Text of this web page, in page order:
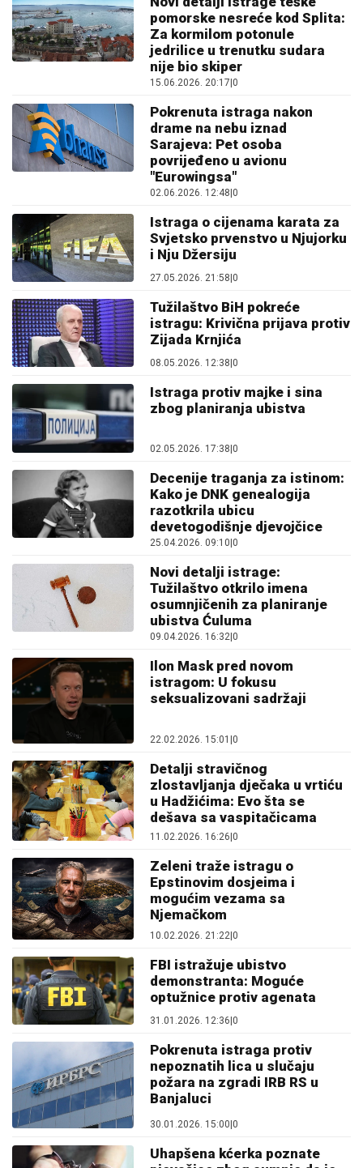
pomorske nesreće kod Splita:
Za kormilom potonule
jedrilice u trenutku sudara
nije bio skiper
15.06.2026. 20:17|0
Pokrenuta istraga nakon
drame na nebu iznad
Sarajeva: Pet osoba
povrijeđeno u avionu
"Eurowingsa"
02.06.2026. 12:48|0
Istraga o cijenama karata za
Svjetsko prvenstvo u Njujorku
i Nju Džersiju
27.05.2026. 21:58 0
Tužilaštvo BiH pokreće
istragu: Krivična prijava protiv
Zijada Krnjića
08.05.2026. 12:38 0
Istraga protiv majke i sina
zbog planiranja ubistva
02.05.2026. 17:38|0
Decenije traganja za istinom:
Kako je DNK genealogija
razotkrila ubicu
devetogodišnje djevojčice
25.04.2026. 09:10|0
Novi detalji istrage:
Tužilaštvo otkrilo imena
osumnjičenih za planiranje
ubistva Ćuluma
09.04.2026. 16:32|0
Ilon Mask pred novom
istragom: U fokusu
seksualizovani sadržaji
22.02.2026. 15:01 |0
Detalji stravičnog
zlostavljanja dječaka u vrtiću
u Hadžićima: Evo šta se
dešava sa vaspitačicama
11.02.2026. 16:26 0
Zeleni traže istragu o
Epstinovim dosjeima i
mogućim vezama sa
Njemačkom
10.02.2026. 21:22|0
FBI istražuje ubistvo
demonstranta: Moguće
optužnice protiv agenata
31.01.2026. 12:36 0
Pokrenuta istraga protiv
nepoznatih lica u slučaju
požara na zgradi IRB RS u
Banjaluci
30.01.2026. 15:00 0
Uhapšena kćerka poznate